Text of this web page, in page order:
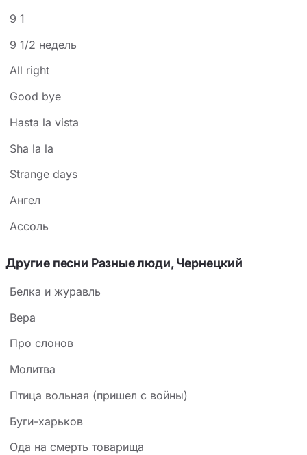
9 1
9 1/2 недель
All right
Good bye
Hasta la vista
Sha la la
Strange days
Ангел
Ассоль
Другие песни Разные люди, Чернецкий
Белка и журавль
Вера
Про слонов
Молитва
Птица вольная (пришел с войны)
Буги-харьков
Ода на смерть товарища